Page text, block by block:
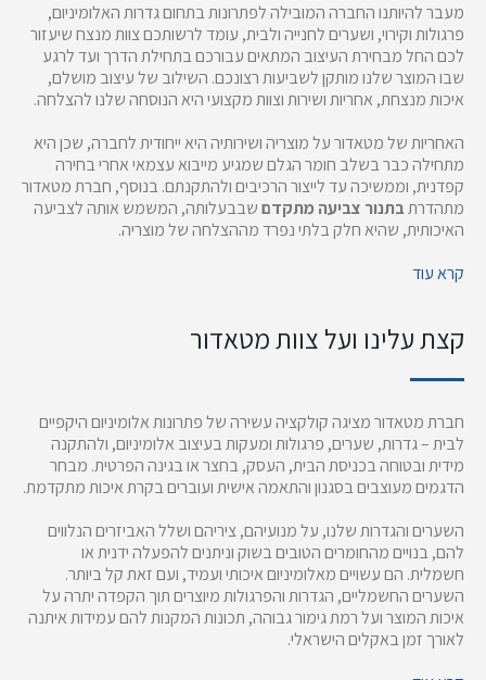
מעבר להיותנו החברה המובילה לפתרונות בתחום גדרות האלומיניום,
פרגולות וקירוי, ושערים לחנייה ולבית, עומד לרשותכם צוות מנצח שיעזור
לכם החל מבחירת העיצוב המתאים עבורכם בתחילת הדרך ועד לרגע
שבו המוצר שלנו מותקן לשביעות רצונכם. השילוב של עיצוב מושלם,
איכות מנצחת, אחריות ושירות וצוות מקצועי היא הנוסחה שלנו להצלחה.
האחריות של מטאדור על מוצריה ושירותיה היא ייחודית לחברה, שכן היא
מתחילה כבר בשלב חומר הגלם שמגיע מייבוא עצמאי אחרי בחירה
קפדנית, וממשיכה עד לייצור הרכיבים ולהתקנתם. בנוסף, חברת מטאדור
מתהדרתבתנור צביעה מתקדםשבבעלותה, המשמש אותה לצביעה
האיכותית, שהיא חלק בלתי נפרד מההצלחה של מוצריה.
קרא עוד
קצת עלינו ועל צוות מטאדור
חברת מטאדור מציגה קולקציה עשירה של פתרונות אלומיניום היקפיים
לבית – גדרות, שערים, פרגולות ומעקות בעיצוב אלומיניום, ולהתקנה
מידית ובטוחה בכניסת הבית, העסק, בחצר או בגינה הפרטית. מבחר
הדגמים מעוצבים בסגנון והתאמה אישית ועוברים בקרת איכות מתקדמת.
השערים והגדרות שלנו, על מנועיהם, ציריהם ושלל האביזרים הנלווים
להם, בנויים מהחומרים הטובים בשוק וניתנים להפעלה ידנית או
חשמלית. הם עשויים מאלומיניום איכותי ועמיד, ועם זאת קל ביותר.
השערים החשמליים, הגדרות והפרגולות מיוצרים תוך הקפדה יתרה על
איכות המוצר ועל רמת גימור גבוהה, תכונות המקנות להם עמידות איתנה
לאורך זמן באקלים הישראלי.